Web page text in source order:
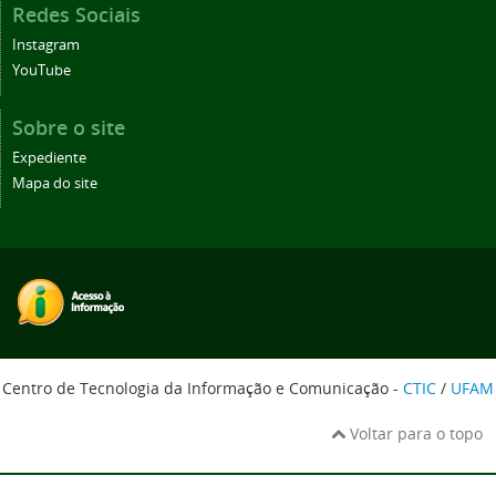
Redes Sociais
Instagram
YouTube
Sobre o site
Expediente
Mapa do site
Centro de Tecnologia da Informação e Comunicação - CTIC / UFAM
Voltar para o topo